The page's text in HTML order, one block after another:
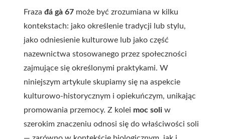
Fraza đá gà 67 może być zrozumiana w kilku
kontekstach: jako określenie tradycji lub stylu,
jako odniesienie kulturowe lub jako część
nazewnictwa stosowanego przez społeczności
zajmujące się określonymi praktykami. W
niniejszym artykule skupiamy się na aspekcie
kulturowo-historycznym i opiekuńczym, unikając
promowania przemocy. Z kolei moc soli w
szerokim znaczeniu odnosi się do właściwości soli